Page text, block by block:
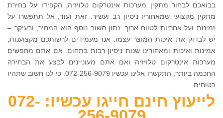
בבואכם לבחור מתקין מערכות אינטרקום טלויזיה, הקפידו על בחירת
מתקין מקצועי שמאחוריו ניסיון רב ועשיר. זאת ועוד, אל תתפשרו על
זמינות ועל אחריות לטווח ארוך. נתון חשוב נוסף הוא המחיר, ובעיקר –
יש לבדוק את איכות המוצר עצמו. אנו מעמידים לרשותכם מקצוענות,
אמינות ואיכות ומאחורינו שנות ניסיון רבות בתחום. אם אתם מחפשים
מערכות אינטרקום טלויזיה ואם אתם מעוניינים לבצע את הבחירה
החכמה ביותר, התקשרו אלינו עכשיו 072-256-9079. כי לנו חשוב שתהיו
בטוחים
לייעוץ חינם חייגו עכשיו: 072-